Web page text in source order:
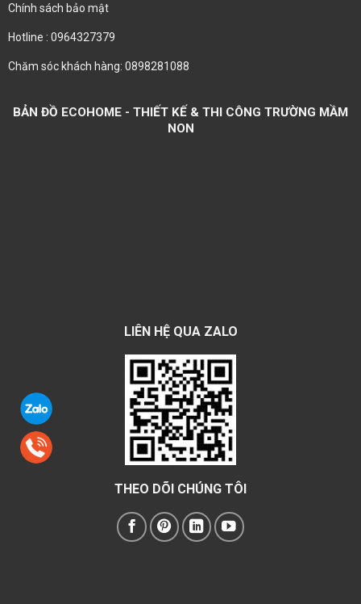
Chính sách bảo mật
Hotline : 0964327379
Chăm sóc khách hàng: 0898281088
BẢN ĐỒ ECOHOME - THIẾT KẾ & THI CÔNG TRƯỜNG MẦM
NON
LIÊN HỆ QUA ZALO
THEO DÕI CHÚNG TÔI